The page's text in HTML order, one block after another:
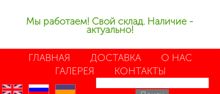
Мы работаем! Свой склад. Наличие -
актуально!
ГЛАВНАЯ ДОСТАВКА
О НАС
ГАЛЕРЕЯ
КОНТАКТЫ
en ru uk